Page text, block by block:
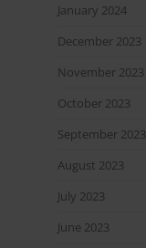
January 2024
December 2023
November 2023
October 2023
September 2023
August 2023
July 2023
June 2023